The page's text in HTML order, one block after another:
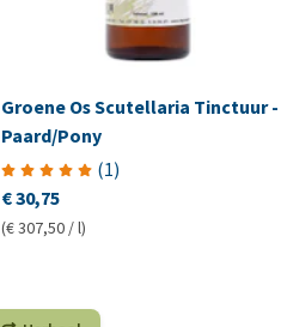
Groene Os Scutellaria Tinctuur -
Paard/Pony
(1)
€ 30,75
(€ 307,50 / l)